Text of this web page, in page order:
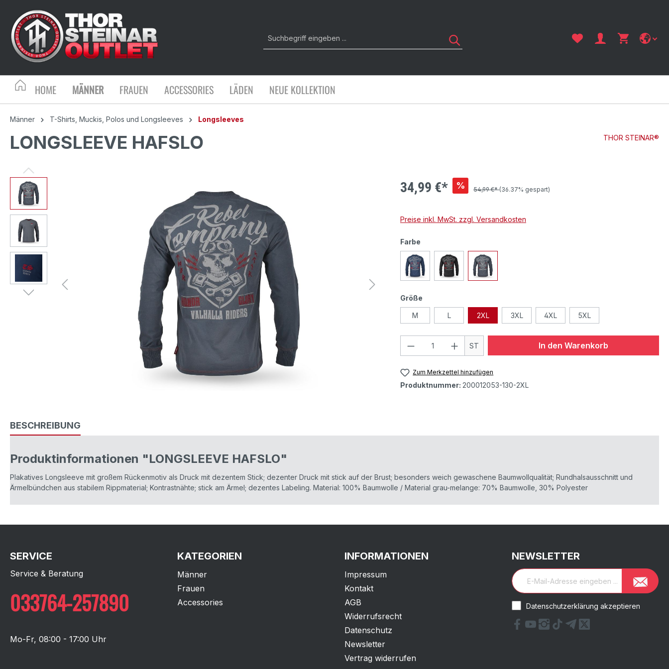
HOME MÄNNER FRAUEN ACCESSORIES LÄDEN NEUE KOLLEKTION
Männer T-Shirts, Muckis, Polos und Longsleeves Longsleeves
LONGSLEEVE HAFSLO THOR STEINAR®
34,99 €* % 54,99 €*(36.37% gespart)
Preise inkl. MwSt. zzgl. Versandkosten
Farbe
Größe
M L 2XL 3XL 4XL 5XL
ST In den Warenkorb
Zum Merkzettel hinzufügen
Produktnummer: 200012053-130-2XL
BESCHREIBUNG
Produktinformationen "LONGSLEEVE HAFSLO"
Plakatives Longsleeve mit großem Rückenmotiv als Druck mit dezentem Stick; dezenter Druck mit stick auf der Brust; besonders weich gewaschene Baumwollqualität; Rundhalsausschnitt und
Ärmelbündchen aus stabilem Rippmaterial; Kontrastnähte; stick am Ärmel; dezentes Labeling. Material: 100% Baumwolle / Material grau-melange: 70% Baumwolle, 30% Polyester
SERVICE
Service & Beratung
033764-257890
Mo-Fr, 08:00 - 17:00 Uhr
KATEGORIEN
Männer
Frauen
Accessories
INFORMATIONEN
Impressum
Kontakt
AGB
Widerrufsrecht
Datenschutz
Newsletter
Vertrag widerrufen
NEWSLETTER
Datenschutzerklärung akzeptieren